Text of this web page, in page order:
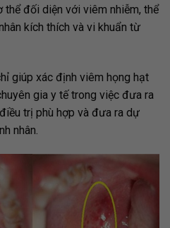
đối diện với viêm nhiễm, thể
kích thích và vi khuẩn từ
giúp xác định viêm họng hạt
gia y tế trong việc đưa ra
trị phù hợp và đưa ra dự
nhân.